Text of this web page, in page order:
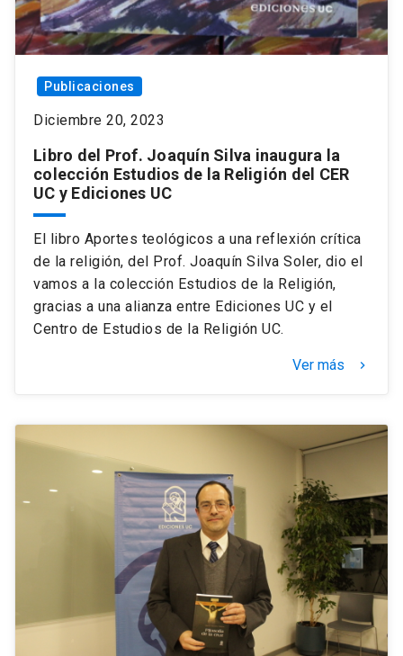
Publicaciones
Diciembre 20, 2023
Libro del Prof. Joaquín Silva inaugura la
colección Estudios de la Religión del CER
UC y Ediciones UC
El libro Aportes teológicos a una reflexión crítica
de la religión, del Prof. Joaquín Silva Soler, dio el
vamos a la colección Estudios de la Religión,
gracias a una alianza entre Ediciones UC y el
Centro de Estudios de la Religión UC.
Ver más keyboard_arrow_right